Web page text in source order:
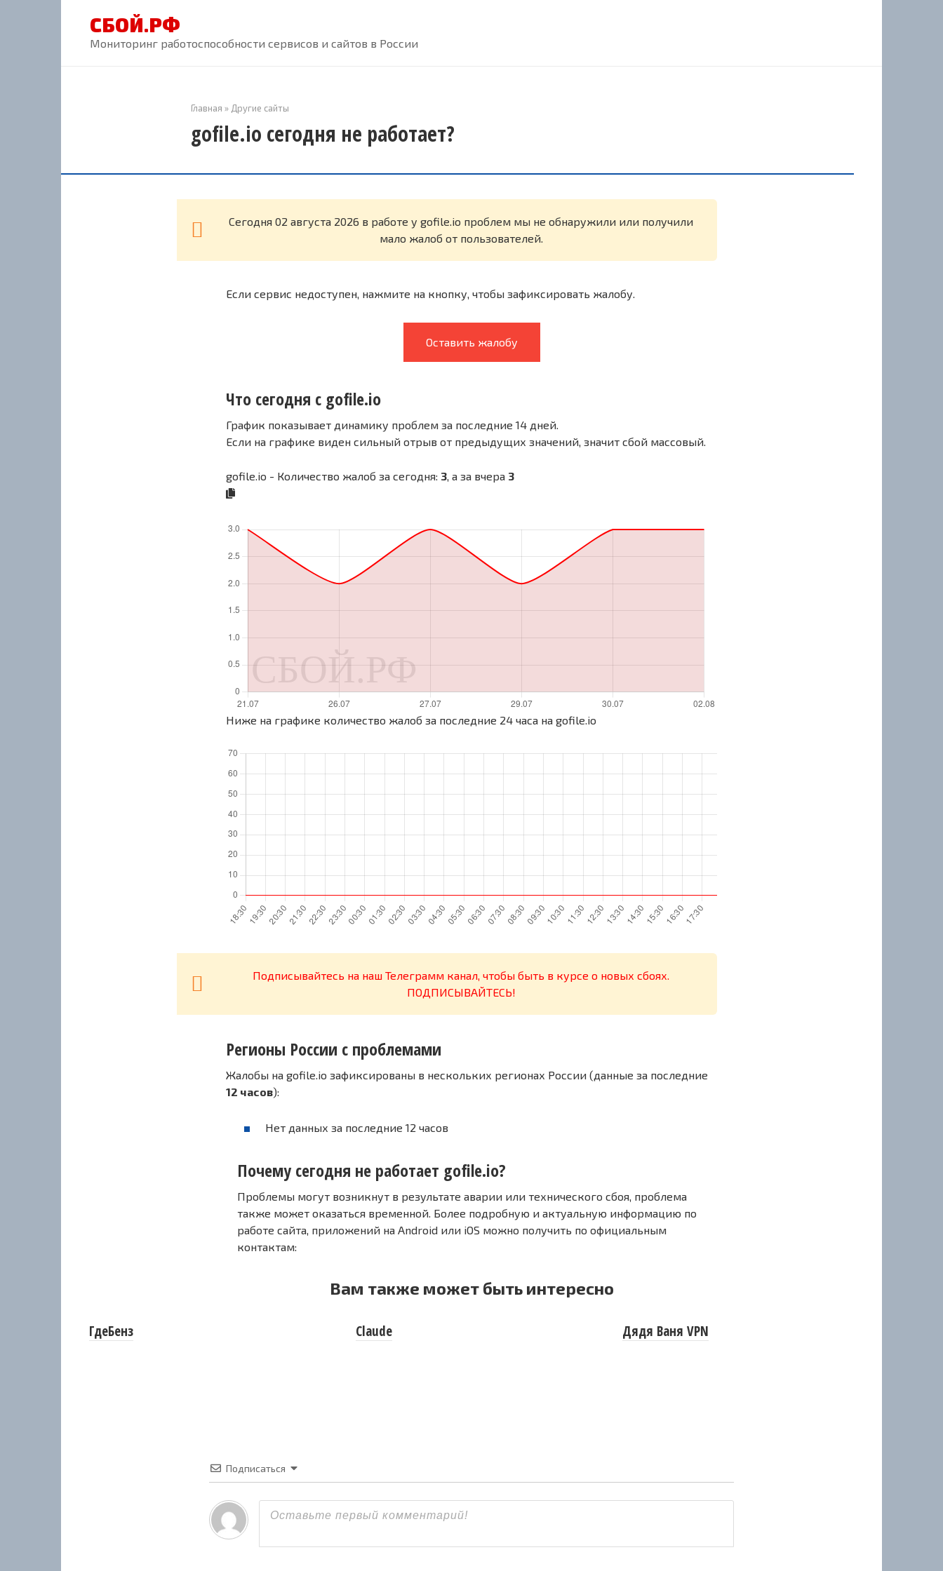
СБОЙ.РФ
Мониторинг работоспособности сервисов и сайтов в России
Главная » Другие сайты
gofile.io сегодня не работает?
Cегодня 02 августа 2026 в работе у gofile.io проблем мы не обнаружили или получили
мало жалоб от пользователей.
Если сервис недоступен, нажмите на кнопку, чтобы зафиксировать жалобу.
Оставить жалобу
Что сегодня с gofile.io
График показывает динамику проблем за последние 14 дней.
Если на графике виден сильный отрыв от предыдущих значений, значит сбой массовый.
gofile.io - Количество жалоб за сегодня: 3, а за вчера 3
Ниже на графике количество жалоб за последние 24 часа на gofile.io
Подписывайтесь на наш Телеграмм канал, чтобы быть в курсе о новых сбоях.
ПОДПИСЫВАЙТЕСЬ!
Регионы России с проблемами
Жалобы на gofile.io зафиксированы в нескольких регионах России (данные за последние
12 часов):
Нет данных за последние 12 часов
Почему сегодня не работает gofile.io?
Проблемы могут возникнут в результате аварии или технического сбоя, проблема
также может оказаться временной. Более подробную и актуальную информацию по
работе сайта, приложений на Android или iOS можно получить по официальным
контактам:
Вам также может быть интересно
ГдеБенз Claude Дядя Ваня VPN
Подписаться